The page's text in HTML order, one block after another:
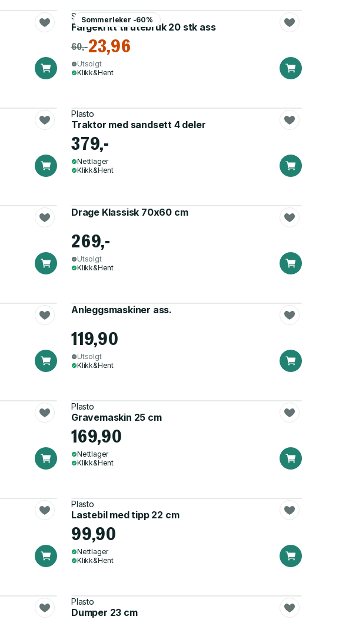
Sommerleker -60%
Sommerleker
Fargekritt til utebruk 20 stk ass
60,-23,96
Utsolgt
Klikk&Hent
Plasto
Traktor med sandsett 4 deler
379,-
Nettlager
Klikk&Hent
Drage Klassisk 70x60 cm
269,-
Utsolgt
Klikk&Hent
Anleggsmaskiner ass.
119,90
Utsolgt
Klikk&Hent
Plasto
Gravemaskin 25 cm
169,90
Nettlager
Klikk&Hent
Plasto
Lastebil med tipp 22 cm
99,90
Nettlager
Klikk&Hent
Plasto
Dumper 23 cm